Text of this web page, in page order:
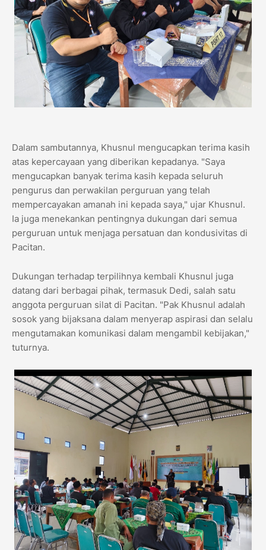
Dalam sambutannya, Khusnul mengucapkan terima kasih
atas kepercayaan yang diberikan kepadanya. "Saya
mengucapkan banyak terima kasih kepada seluruh
pengurus dan perwakilan perguruan yang telah
mempercayakan amanah ini kepada saya," ujar Khusnul.
Ia juga menekankan pentingnya dukungan dari semua
perguruan untuk menjaga persatuan dan kondusivitas di
Pacitan.
Dukungan terhadap terpilihnya kembali Khusnul juga
datang dari berbagai pihak, termasuk Dedi, salah satu
anggota perguruan silat di Pacitan. "Pak Khusnul adalah
sosok yang bijaksana dalam menyerap aspirasi dan selalu
mengutamakan komunikasi dalam mengambil kebijakan,"
tuturnya.